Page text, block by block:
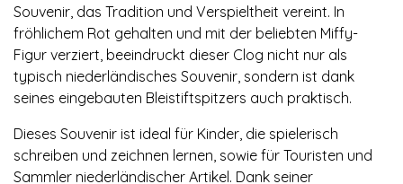
Souvenir, das Tradition und Verspieltheit vereint. In
fröhlichem Rot gehalten und mit der beliebten Miffy-
Figur verziert, beeindruckt dieser Clog nicht nur als
typisch niederländisches Souvenir, sondern ist dank
seines eingebauten Bleistiftspitzers auch praktisch.
Dieses Souvenir ist ideal für Kinder, die spielerisch
schreiben und zeichnen lernen, sowie für Touristen und
Sammler niederländischer Artikel. Dank seiner